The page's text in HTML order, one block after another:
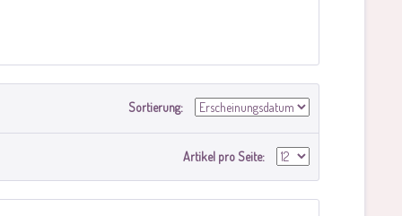
Sortierung:
Artikel pro Seite: